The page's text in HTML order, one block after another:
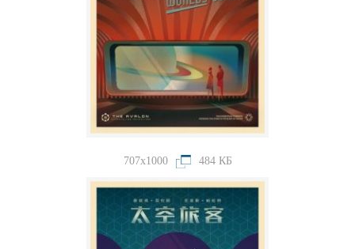
707x1000 484 КБ